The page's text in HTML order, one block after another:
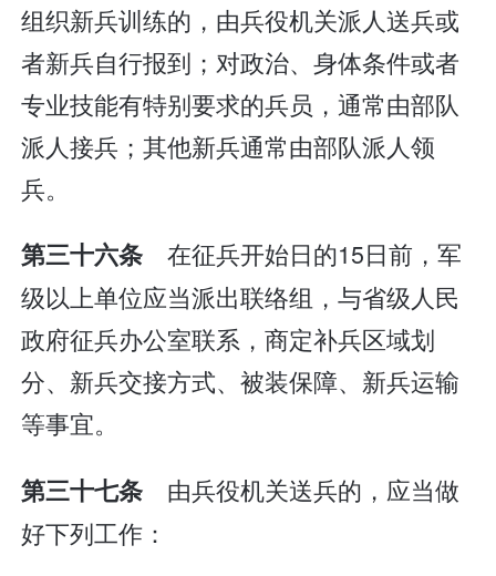
组织新兵训练的，由兵役机关派人送兵或
者新兵自行报到；对政治、身体条件或者
专业技能有特别要求的兵员，通常由部队
派人接兵；其他新兵通常由部队派人领
兵。
第三十六条 在征兵开始日的15日前，军
级以上单位应当派出联络组，与省级人民
政府征兵办公室联系，商定补兵区域划
分、新兵交接方式、被装保障、新兵运输
等事宜。
第三十七条 由兵役机关送兵的，应当做
好下列工作：